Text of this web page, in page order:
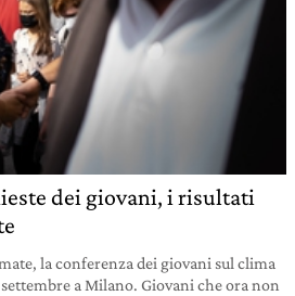
dei giovani, i risultati
la conferenza dei giovani sul clima
a Milano. Giovani che ora non